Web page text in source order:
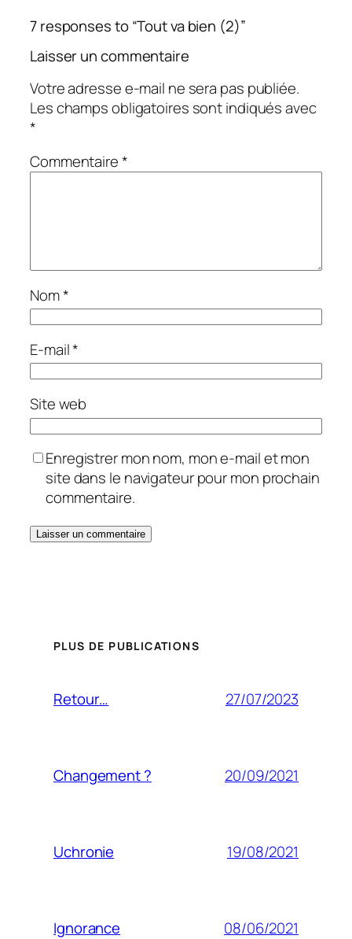
7 responses to “Tout va bien (2)”
Laisser un commentaire
Votre adresse e-mail ne sera pas publiée.
Les champs obligatoires sont indiqués avec
*
Commentaire*
Nom*
E-mail*
Site web
Enregistrer mon nom, mon e-mail et mon
site dans le navigateur pour mon prochain
commentaire.
PLUS DE PUBLICATIONS
Retour… 27/07/2023
Changement ? 20/09/2021
Uchronie 19/08/2021
Ignorance 08/06/2021